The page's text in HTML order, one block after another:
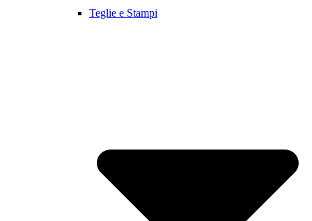
Teglie e Stampi